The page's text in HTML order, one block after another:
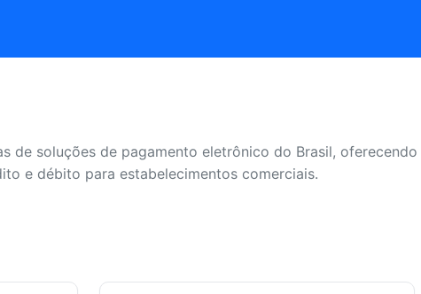
de soluções de pagamento eletrônico do Brasil,
e débito para estabelecimentos comerciais.